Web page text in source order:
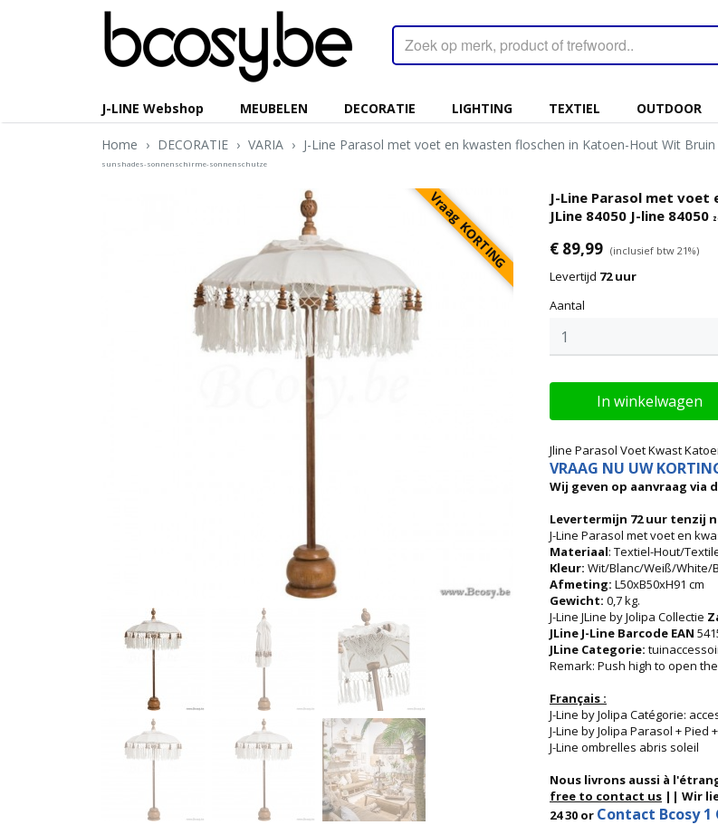
J-LINE Webshop MEUBELEN DECORATIE LIGHTING TEXTIEL OUTDOOR
Home › DECORATIE › VARIA › J-Line Parasol met voet en kwasten floschen in Katoen-Hout Wit Bruin
sunshades-sonnenschirme-sonnenschutze
Vraag KORTING
J-Line Parasol met voet
JLine 84050 J-line 84050
€ 89,99 (inclusief btw 21%)
Levertijd 72 uur
Aantal
In winkelwagen
Jline Parasol Voet Kwast
VRAAG NU UW
Wij geven op aanvraag via
Levertermijn 72 uur tenzij
J-Line Parasol met voet en
Materiaal: Textiel-Hout/
Kleur: Wit/Blanc/Weiß/White/
Afmeting: L50xB50xH91 cm
Gewicht: 0,7 kg.
J-Line JLine by Jolipa Collectie
JLine J-Line Barcode EAN
JLine Categorie:
Remark: Push high to open
Français :
J-Line by Jolipa Catégorie:
J-Line by Jolipa Parasol +
J-Line ombrelles abris soleil
Nous livrons aussi à
free to contact us || Wir
24 30 or Contact Bcosy 1